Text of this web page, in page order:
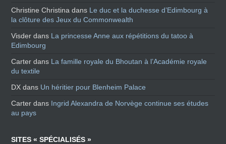
Christine Christina dans Le duc et la duchesse d’Edimbourg à
la clôture des Jeux du Commonwealth
Visder dans La princesse Anne aux répétitions du tatoo à
Edimbourg
Carter dans La famille royale du Bhoutan à l’Académie royale
du textile
DX dans Un héritier pour Blenheim Palace
Carter dans Ingrid Alexandra de Norvège continue ses études
au pays
SITES « SPÉCIALISÉS »